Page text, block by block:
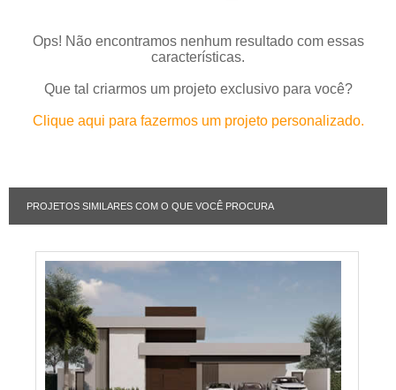
Ops! Não encontramos nenhum resultado com essas
características.
Que tal criarmos um projeto exclusivo para você?
Clique aqui para fazermos um projeto personalizado.
PROJETOS SIMILARES COM O QUE VOCÊ PROCURA